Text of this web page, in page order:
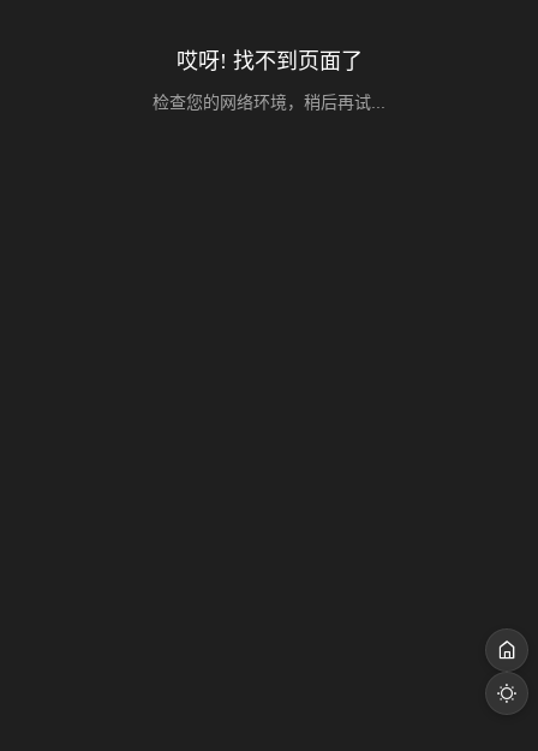
哎呀! 找不到页面了
检查您的网络环境，稍后再试...